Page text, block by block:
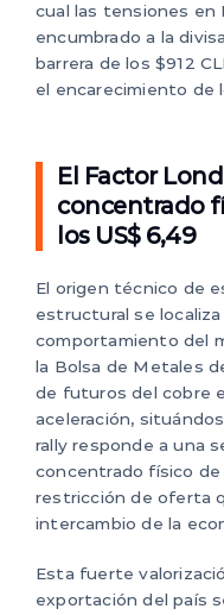
cual las tensiones en
encumbrado a la
barrera de los $912
el encarecimiento de
El Factor
concentrado
los US$ 6,49
El origen técnico de
estructural se
comportamiento del
la Bolsa de Metales
de futuros del cobre
aceleración,
rally responde a una
concentrado físico de
restricción de oferta
intercambio de la
Esta fuerte
exportación del país